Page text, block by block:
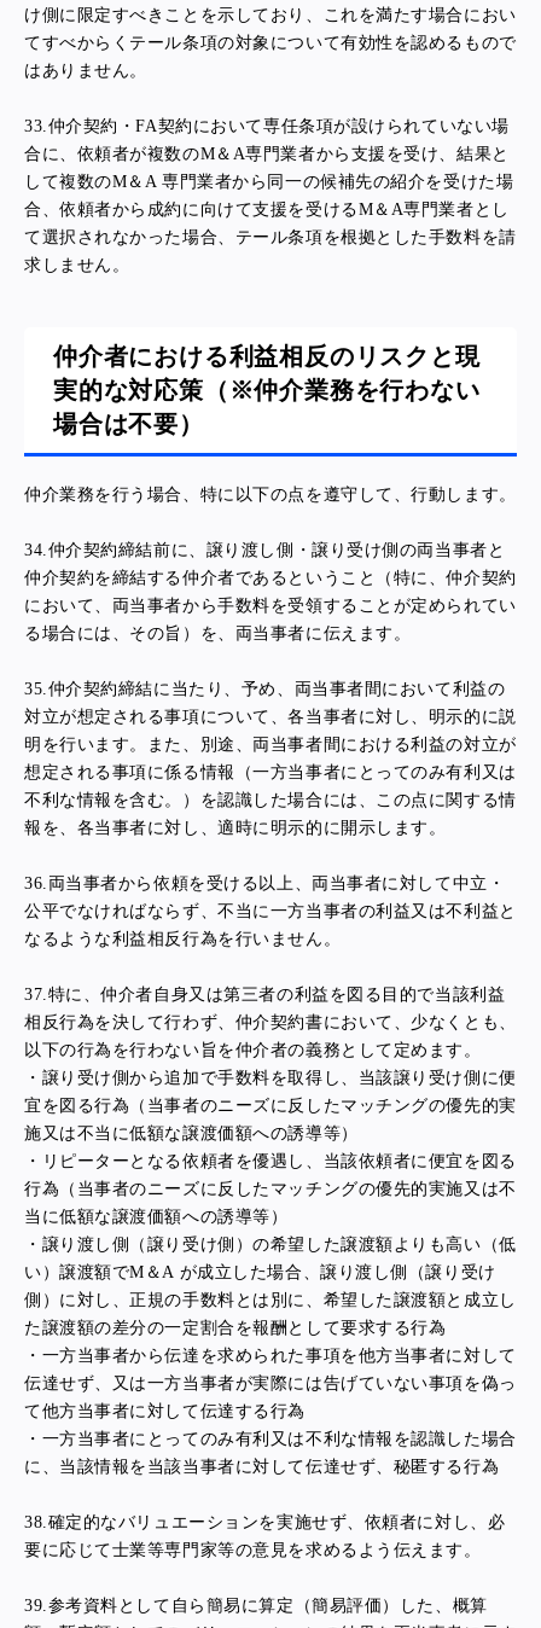
け側に限定すべきことを示しており、これを満たす場合におい
てすべからくテール条項の対象について有効性を認めるもので
はありません。
33.仲介契約・FA契約において専任条項が設けられていない場
合に、依頼者が複数のM＆A専門業者から支援を受け、結果と
して複数のM＆A 専門業者から同一の候補先の紹介を受けた場
合、依頼者から成約に向けて支援を受けるM＆A専門業者とし
て選択されなかった場合、テール条項を根拠とした手数料を請
求しません。
仲介者における利益相反のリスクと現
実的な対応策（※仲介業務を行わない
場合は不要）
仲介業務を行う場合、特に以下の点を遵守して、行動します。
34.仲介契約締結前に、譲り渡し側・譲り受け側の両当事者と
仲介契約を締結する仲介者であるということ（特に、仲介契約
において、両当事者から手数料を受領することが定められてい
る場合には、その旨）を、両当事者に伝えます。
35.仲介契約締結に当たり、予め、両当事者間において利益の
対立が想定される事項について、各当事者に対し、明示的に説
明を行います。また、別途、両当事者間における利益の対立が
想定される事項に係る情報（一方当事者にとってのみ有利又は
不利な情報を含む。）を認識した場合には、この点に関する情
報を、各当事者に対し、適時に明示的に開示します。
36. 両当事者から依頼を受ける以上、両当事者に対して中立・
公平でなければならず、不当に一方当事者の利益又は不利益と
なるような利益相反行為を行いません。
37.特に、仲介者自身又は第三者の利益を図る目的で当該利益
相反行為を決して行わず、仲介契約書において、少なくとも、
以下の行為を行わない旨を仲介者の義務として定めます。
・譲り受け側から追加で手数料を取得し、当該譲り受け側に便
宜を図る行為（当事者のニーズに反したマッチングの優先的実
施又は不当に低額な譲渡価額への誘導等）
・リピーターとなる依頼者を優遇し、当該依頼者に便宜を図る
行為（当事者のニーズに反したマッチングの優先的実施又は不
当に低額な譲渡価額への誘導等）
・譲り渡し側（譲り受け側）の希望した譲渡額よりも高い（低
い）譲渡額でM＆A が成立した場合、譲り渡し側（譲り受け
側）に対し、正規の手数料とは別に、希望した譲渡額と成立し
た譲渡額の差分の一定割合を報酬として要求する行為
・一方当事者から伝達を求められた事項を他方当事者に対して
伝達せず、又は一方当事者が実際には告げていない事項を偽っ
て他方当事者に対して伝達する行為
・一方当事者にとってのみ有利又は不利な情報を認識した場合
に、当該情報を当該当事者に対して伝達せず、秘匿する行為
38.確定的なバリュエーションを実施せず、依頼者に対し、必
要に応じて士業等専門家等の意見を求めるよう伝えます。
39.参考資料として自ら簡易に算定（簡易評価）した、概算